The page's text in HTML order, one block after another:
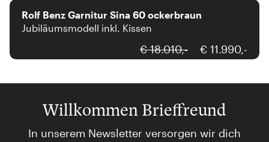
Rolf Benz Garnitur Sina 60 ockerbraun
Jubiläumsmodell inkl. Kissen
€ 18.010,- € 11.990,-
Willkommen Brieffreund
In unserem Newsletter versorgen wir dich